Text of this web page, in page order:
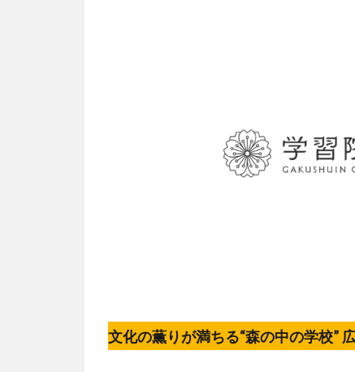
文化の薫りが満ちる“森の中の学校”